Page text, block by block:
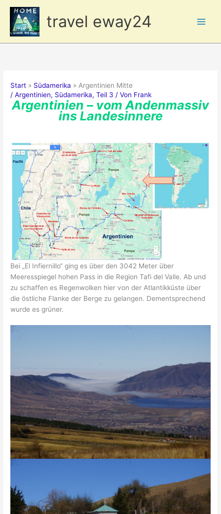
Inhalt
springen
travel eway24
Start Südamerika
Argentinien Mitte
/Argentinien, Südamerika,Teil 3 / Von Frank
Argentinien – vom Andenmassiv
ins Landesinnere
Bei „El Infiernillo“ ging es über den 3042 Meter über
Meeresspiegel hohen Pass in die Region Tafi del Valle. Ab und
zu schaffen es Regenwolken hier von der Atlantikküste über
die östliche Flanke der Berge zu gelangen. Dementsprechend
wurde es grüner.